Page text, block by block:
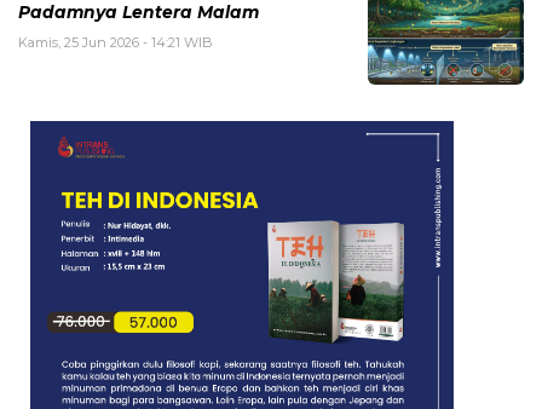
Padamnya Lentera Malam
Kamis, 25 Jun 2026 - 14:21 WIB